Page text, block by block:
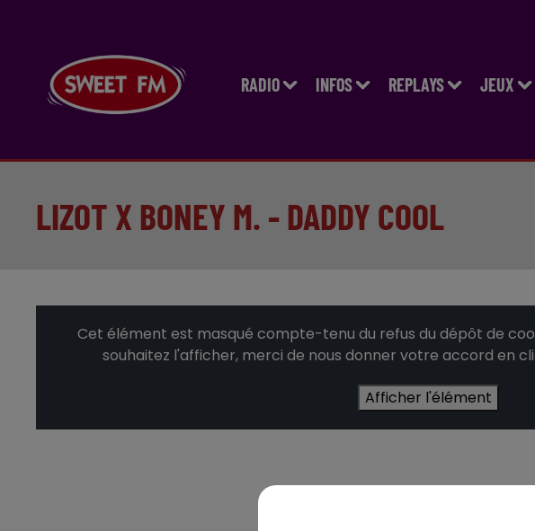
RADIO INFOS REPLAYS JEUX
LIZOT X BONEY M. - DADDY COOL
Cet élément est masqué compte-tenu du refus du dépôt de
souhaitez l'afficher, merci de nous donner votre accord en
Afficher l'élément